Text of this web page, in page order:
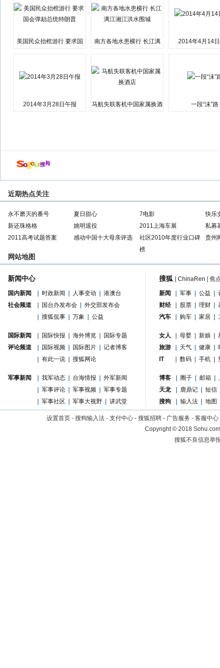
美国民众抬棺游行 要求国
南方各地水患横行 长江漓
2014年4月14
2014年3月28日午报
马航失联客机中国家属换酒
一段“沫”路
近期热点关注
永不磨灭的番号 夏日甜心 7电影
快乐
新还珠格格
姚明退役 2011上海车展
私募
2011高考试题答案
感动中国十大母亲评选
社区2010年度行业口碑
榜
贵州
网站地图
新闻中心
国内新闻 时政新闻 人事变动
港澳台
国台办发布会 外交部发布会
社会频道
搜狐侃事 万象 公益
国际新闻 国际快报 海外博览
国际专题
国际视频 国际图片 记者博客
评论频道
有此一说 搜狐网论
军事新闻 我军动态 台海情报
外军新闻
军事评论 军事视频
军事专题
军事社区 军事大视野 讲武堂
搜狐 ChinaRen 焦
新闻 军事 公益
财经
股票 理财
汽车
购车 家居
女人 母婴 新娘
旅游
天气 健康
IT
数码 手机
博客 圈子 邮箱
天龙
鹿鼎记
短信
搜狗
输入法 地图
设置首页 - 搜狗输入法 - 支付中心 - 搜狐招聘 - 广告服务 - 客服中心
Copyright©2018
搜狐不良信息举